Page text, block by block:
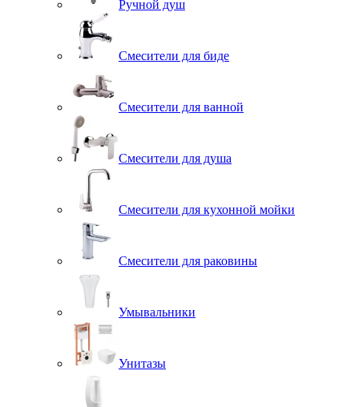
Ручной душ
Смесители для биде
Смесители для ванной
Смесители для душа
Смесители для кухонной мойки
Смесители для раковины
Умывальники
Унитазы